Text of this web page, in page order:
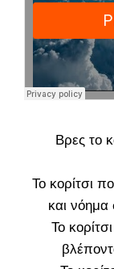
Βρες το
Το κορίτσι
και νόημα
Το